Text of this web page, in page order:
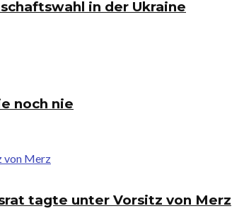
in der Ukraine
noch nie
tagte unter Vorsitz von Merz